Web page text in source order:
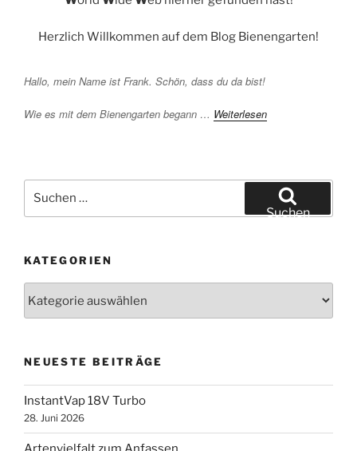
Herzlich Willkommen auf dem Blog Bienengarten!
Hallo, mein Name ist Frank. Schön, dass du da bist!
Wie es mit dem Bienengarten begann … Weiterlesen
nach:
Suchen
KATEGORIEN
NEUESTE BEITRÄGE
InstantVap 18V Turbo
28. Juni 2026